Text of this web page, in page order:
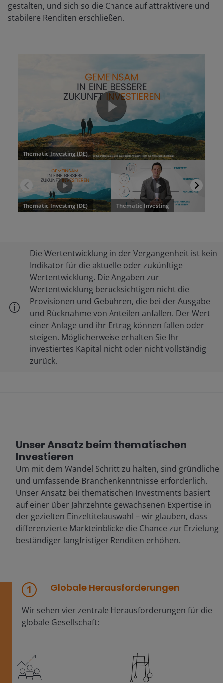
gestalten, und sich so die Chance auf attraktivere und
stabilere Renditen erschließen.
Die Wertentwicklung in der Vergangenheit ist kein
Indikator für die aktuelle oder zukünftige
Wertentwicklung. Die Angaben zur
Wertentwicklung berücksichtigen nicht die
Provisionen und Gebühren, die bei der Ausgabe
und Rücknahme von Anteilen anfallen. Der Wert
einer Anlage und ihr Ertrag können fallen oder
steigen. Möglicherweise erhalten Sie Ihr
investiertes Kapital nicht oder nicht vollständig
zurück.
Unser Ansatz beim thematischen
Investieren
Um mit dem Wandel Schritt zu halten, sind gründliche
und umfassende Branchenkenntnisse erforderlich.
Unser Ansatz bei thematischen Investments basiert
auf einer über Jahrzehnte gewachsenen Expertise in
der gezielten Einzeltitelauswahl – wir glauben, dass
differenzierte Markteinblicke die Chance zur Erzielung
beständiger langfristiger Renditen erhöhen.
Globale Herausforderungen
Wir sehen vier zentrale Herausforderungen für die
globale Gesellschaft: